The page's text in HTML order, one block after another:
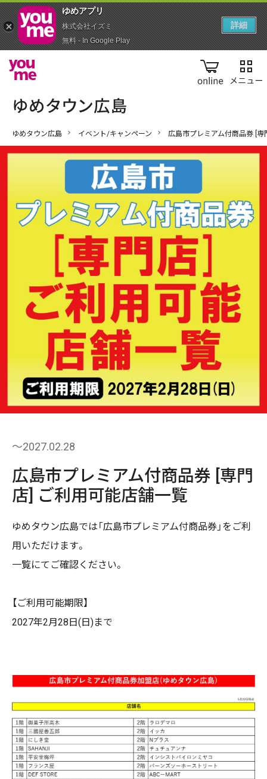
online
ゆめタウン広島 イベント/キャンペーン 広島市プレミアム付商品券 [
〜2027.02.28
広島市プレミアム付商品券 [専門
店] ご利用可能店舗一覧
ゆめタウン広島では「広島市プレミアム付商品券」をご利
用いただけます。
一覧にてご確認ください。
【ご利用可能期限】
2027年2月28日(日)まで
ゆめアプ‪リ‬
株式会社イズミ
無料 - In Google Play
詳細